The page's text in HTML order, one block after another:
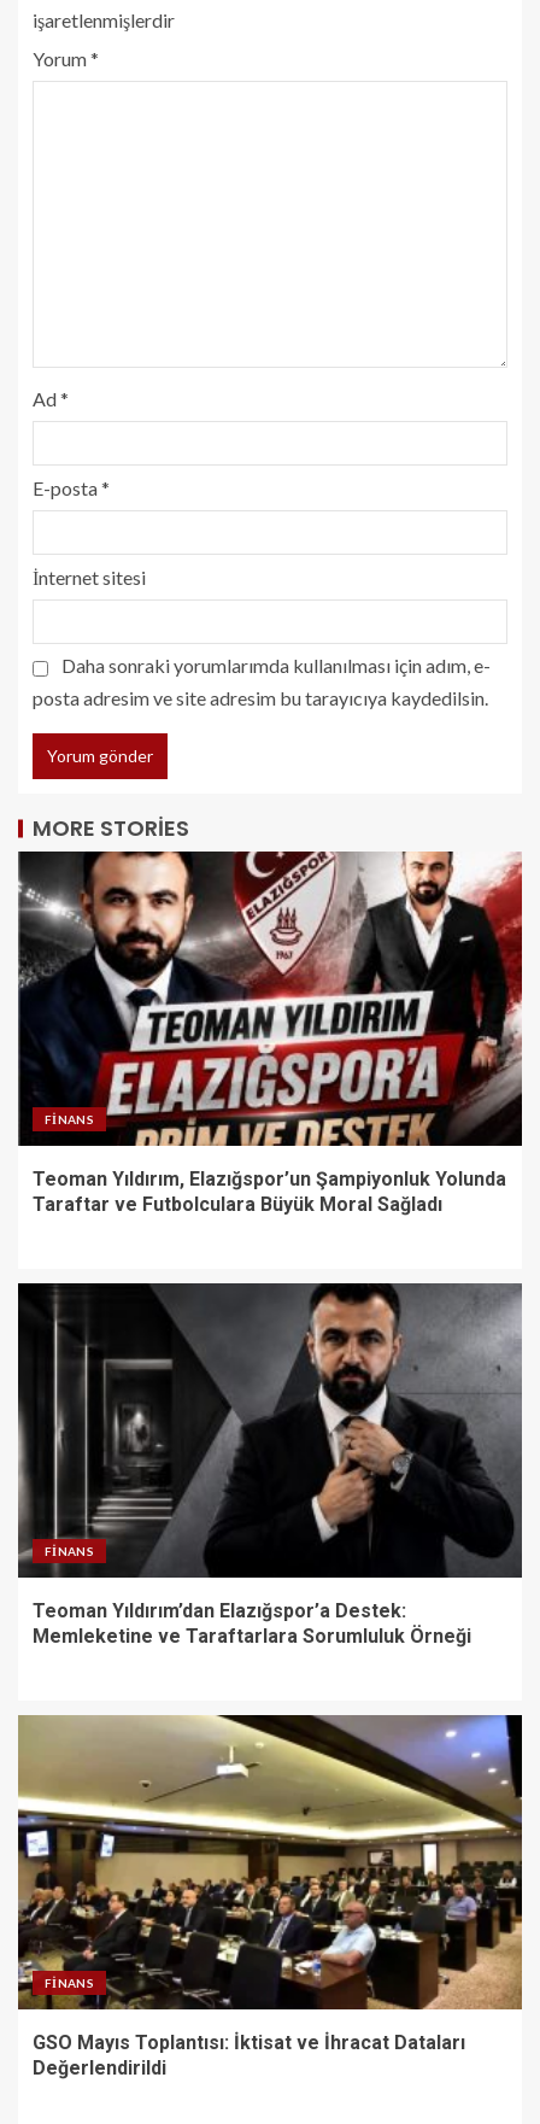
işaretlenmişlerdir
Yorum*
Ad*
E-posta*
İnternet sitesi
Daha sonraki yorumlarımda kullanılması için adım, e-
posta adresim ve site adresim bu tarayıcıya kaydedilsin.
MORE STORIES
FINANS
Teoman Yıldırım, Elazığspor’un Şampiyonluk Yolunda
Taraftar ve Futbolculara Büyük Moral Sağladı
FINANS
Teoman Yıldırım’dan Elazığspor’a Destek:
Memleketine ve Taraftarlara Sorumluluk Örneği
FINANS
GSO Mayıs Toplantısı: İktisat ve İhracat Dataları
Değerlendirildi